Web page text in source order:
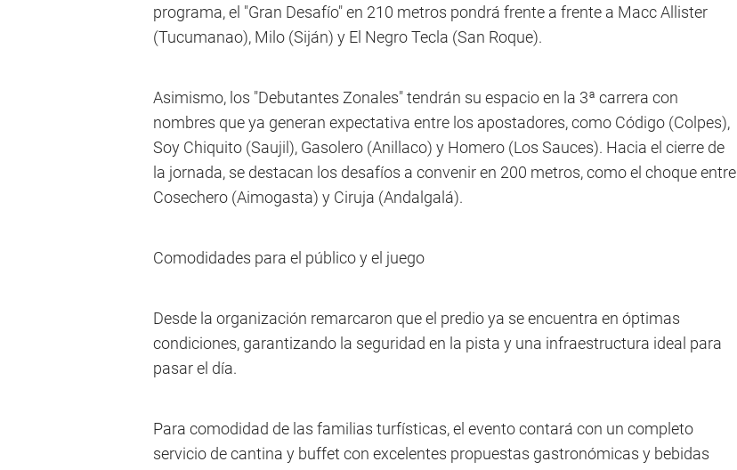
programa, el "Gran Desafío" en 210 metros pondrá frente a frente a Macc Allister
(Tucumanao), Milo (Siján) y El Negro Tecla (San Roque).
Asimismo, los "Debutantes Zonales" tendrán su espacio en la 3ª carrera con
nombres que ya generan expectativa entre los apostadores, como Código (Colpes),
Soy Chiquito (Saujil), Gasolero (Anillaco) y Homero (Los Sauces). Hacia el cierre de
la jornada, se destacan los desafíos a convenir en 200 metros, como el choque entre
Cosechero (Aimogasta) y Ciruja (Andalgalá).
Comodidades para el público y el juego
Desde la organización remarcaron que el predio ya se encuentra en óptimas
condiciones, garantizando la seguridad en la pista y una infraestructura ideal para
pasar el día.
Para comodidad de las familias turfísticas, el evento contará con un completo
servicio de cantina y buffet con excelentes propuestas gastronómicas y bebidas